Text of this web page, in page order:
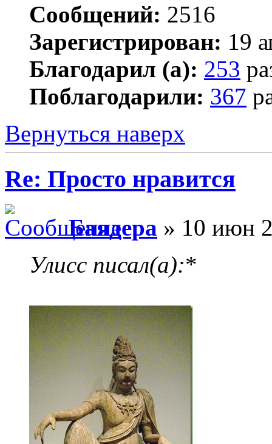
Сообщений: 2516
Зарегистрирован: 19
Благодарил (а): 253
Поблагодарили: 367
Вернуться наверх
Re: Просто нравится
Баядера » 10 июн
Улисс писал(а):*